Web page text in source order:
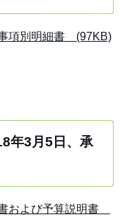
項別明細書 (97KB)
年3月5日、承
および予算説明書